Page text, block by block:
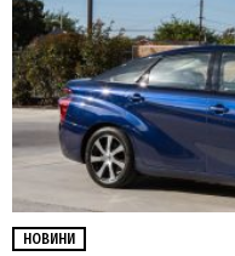
НОВИНИ